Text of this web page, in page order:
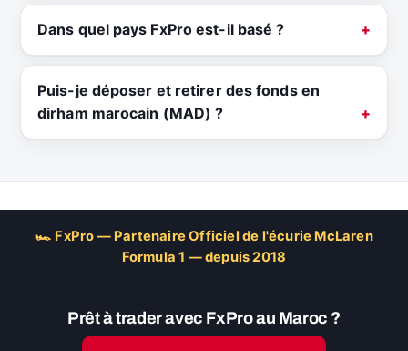
Dans quel pays FxPro est-il basé ?
Puis-je déposer et retirer des fonds en
dirham marocain (MAD) ?
🏎 FxPro — Partenaire Officiel de l'écurie McLaren
Formula 1 — depuis 2018
Prêt à trader avec FxPro au Maroc ?